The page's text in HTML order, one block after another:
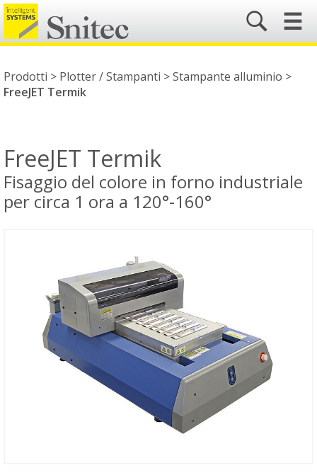
☰
Prodotti > Plotter / Stampanti >Stampante alluminio >
FreeJET Termik
FreeJET Termik
Fisaggio del colore in forno industriale
per circa 1 ora a 120°-160°